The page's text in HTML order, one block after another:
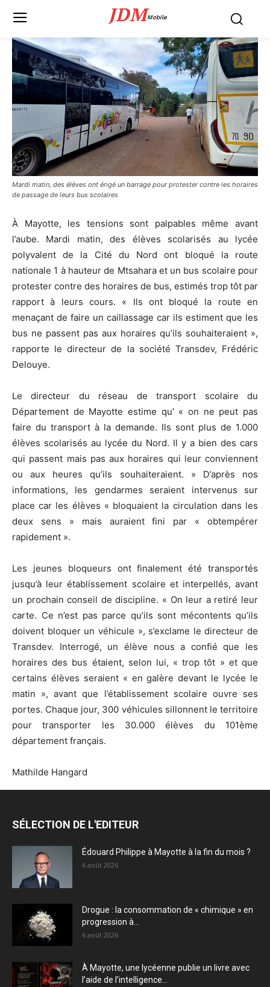
JDMMobile
Mardi matin, des élèves ont érigé un barrage pour protester contre les horaires
de passage de leurs bus scolaires
À Mayotte, les tensions sont palpables même avant
l’aube. Mardi matin, des élèves scolarisés au lycée
polyvalent de la Cité du Nord ont bloqué la route
nationale 1 à hauteur de Mtsahara et un bus scolaire pour
protester contre des horaires de bus, estimés trop tôt par
rapport à leurs cours. « Ils ont bloqué la route en
menaçant de faire un caillassage car ils estiment que les
bus ne passent pas aux horaires qu’ils souhaiteraient »,
rapporte le directeur de la société Transdev, Frédéric
Delouye.
Le directeur du réseau de transport scolaire du
Département de Mayotte estime qu’ « on ne peut pas
faire du transport à la demande. Ils sont plus de 1.000
élèves scolarisés au lycée du Nord. Il y a bien des cars
qui passent mais pas aux horaires qui leur conviennent
ou aux heures qu’ils souhaiteraient. » D’après nos
informations, les gendarmes seraient intervenus sur
place car les élèves « bloquaient la circulation dans les
deux sens » mais auraient fini par « obtempérer
rapidement ».
Les jeunes bloqueurs ont finalement été transportés
jusqu’à leur établissement scolaire et interpellés, avant
un prochain conseil de discipline. « On leur a retiré leur
carte. Ce n’est pas parce qu’ils sont mécontents qu’ils
doivent bloquer un véhicule », s’exclame le directeur de
Transdev. Interrogé, un élève nous a confié que les
horaires des bus étaient, selon lui, « trop tôt » et que
certains élèves seraient « en galère devant le lycée le
matin », avant que l’établissement scolaire ouvre ses
portes. Chaque jour, 300 véhicules sillonnent le territoire
pour transporter les 30.000 élèves du 101ème
département français.
Mathilde Hangard
SÉLECTION DE L'EDITEUR
Édouard Philippe à Mayotte à la fin du mois ?
6 août 2026
Drogue : la consommation de « chimique » en
progression à...
6 août 2026
À Mayotte, une lycéenne publie un livre avec
l’aide de l’intelligence...